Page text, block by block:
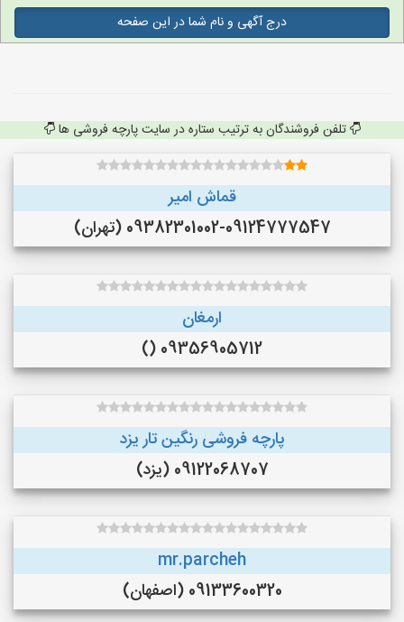
درج آگهی و نام شما در این صفحه
تلفن فروشندگان به ترتیب ستاره در سایت پارچه فروشی ها
قماش امیر
09382301002-09124777547 (تهران)
ارمغان
09356905712 ()
پارچه فروشی رنگین تار یزد
09122068707 (یزد)
mr.parcheh
09133600320 (اصفهان)